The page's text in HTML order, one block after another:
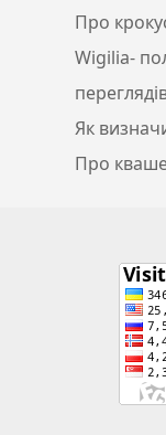
Про
Wigilia-
Як
Про